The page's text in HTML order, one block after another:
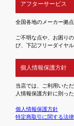
アフターサービス
全国各地のメーカー拠
ご不明な点や、お困り
び、下記フリーダイヤ
個人情報保護方針
当店では、ご利用いた
人情報保護方針に則っ
個人情報保護方針
特定商取引に関する法